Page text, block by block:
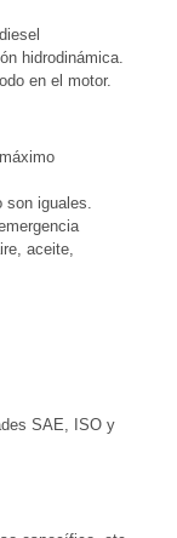
hidrodinámica.
en el motor.
iguales.
aceite,
SAE, ISO y